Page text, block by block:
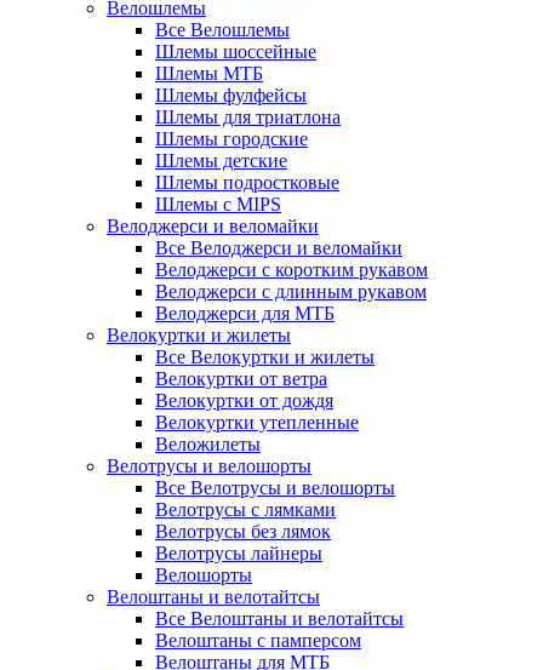
Велошлемы
Все Велошлемы
Шлемы шоссейные
Шлемы МТБ
Шлемы фулфейсы
Шлемы для триатлона
Шлемы городские
Шлемы детские
Шлемы подростковые
Шлемы с MIPS
Велоджерси и веломайки
Все Велоджерси и веломайки
Велоджерси с коротким рукавом
Велоджерси с длинным рукавом
Велоджерси для МТБ
Велокуртки и жилеты
Все Велокуртки и жилеты
Велокуртки от ветра
Велокуртки от дождя
Велокуртки утепленные
Веложилеты
Велотрусы и велошорты
Все Велотрусы и велошорты
Велотрусы с лямками
Велотрусы без лямок
Велотрусы лайнеры
Велошорты
Велоштаны и велотайтсы
Все Велоштаны и велотайтсы
Велоштаны с памперсом
Велоштаны для МТБ